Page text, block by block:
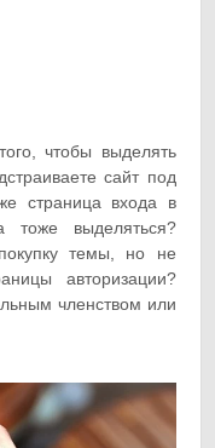
чтобы выделять
сайт под
страница входа в
выделяться?
темы, но не
авторизации?
членством или